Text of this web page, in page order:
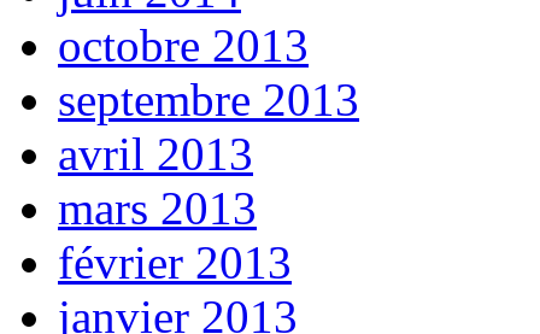
octobre 2013
septembre 2013
avril 2013
mars 2013
février 2013
janvier 2013